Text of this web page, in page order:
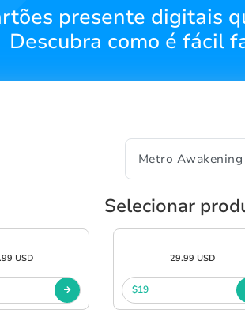
presente digitais
Descubra como é fácil
Selecionar
USD 29.99 USD
$19